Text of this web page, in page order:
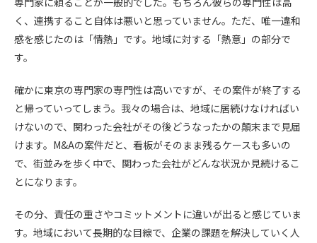
く、連携すること自体は悪いと思っていません。ただ、唯一違和
感を感じたのは「情熱」です。地域に対する「熱意」の部分で
す。
確かに東京の専門家の専門性は高いですが、その案件が終了する
と帰っていってしまう。我々の場合は、地域に居続けなければい
けないので、関わった会社がその後どうなったかの顛末まで見届
けます。M&Aの案件だと、看板がそのまま残るケースも多いの
で、街並みを歩く中で、関わった会社がどんな状況か見続けるこ
とになります。
その分、責任の重さやコミットメントに違いが出ると感じていま
す。地域において長期的な目線で、企業の課題を解決していく人